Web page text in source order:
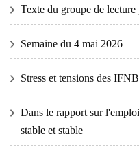
Texte du groupe de lecture
Semaine du 4 mai 2026
Stress et tensions des
Dans le rapport sur
stable et stable